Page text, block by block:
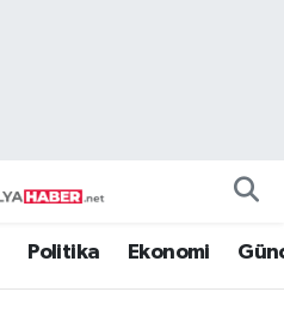
Politika Ekonomi